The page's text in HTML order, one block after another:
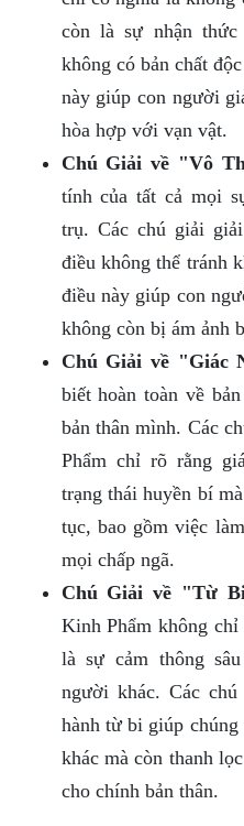
còn là sự nhận
không có bản chất
này giúp con người
hòa hợp với vạn vật.
Chú Giải về "Vô
tính của tất cả mọi
trụ. Các chú giải
điều không thể tránh
điều này giúp con
không còn bị ám ảnh
Chú Giải về "Giác
biết hoàn toàn về
bản thân mình. Các
Phẩm chỉ rõ rằng
trạng thái huyền bí
tục, bao gồm việc
mọi chấp ngã.
Chú Giải về "Từ
Kinh Phẩm không
là sự cảm thông
người khác. Các
hành từ bi giúp
khác mà còn thanh
cho chính bản thân.